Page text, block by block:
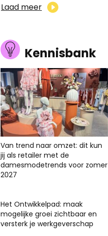
Laad meer
Kennisbank
Van trend naar omzet: dit kun
jij als retailer met de
damesmodetrends voor zomer
2027
Het Ontwikkelpad: maak
mogelijke groei zichtbaar en
versterk je werkgeverschap